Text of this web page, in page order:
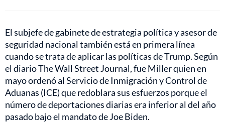
El subjefe de gabinete de estrategia política y asesor de
seguridad nacional también está en primera línea
cuando se trata de aplicar las políticas de Trump. Según
el diario The Wall Street Journal, fue Miller quien en
mayo ordenó al Servicio de Inmigración y Control de
Aduanas (ICE) que redoblara sus esfuerzos porque el
número de deportaciones diarias era inferior al del año
pasado bajo el mandato de Joe Biden.